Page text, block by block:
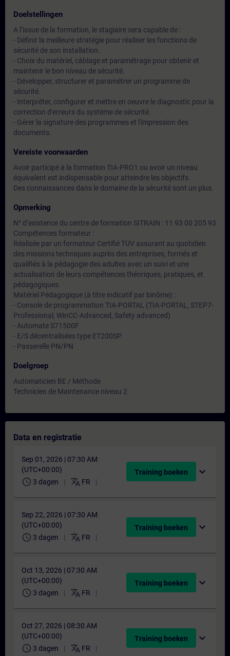
Doelstellingen
A l’issue de la formation, le stagiaire sera capable de :
- Définir la meilleure stratégie pour réaliser les fonctions de
sécurité de son installation.
- Choix du matériel, câblage et paramétrage pour obtenir et
maintenir le bon niveau de sécurité.
- Développer, structurer et paramétrer un programme de
sécurité.
- Interpréter, configurer et mettre en oeuvre le diagnostic pour la
correction d'erreurs du système de sécurité.
- Gérer la signature des programmes et l'impression des
documents.
Vereiste voorwaarden
Avoir participé à la formation TIA-PRO1 ou avoir un niveau
équivalent est indispensable pour atteindre les objectifs.
Des connaissances dans le domaine de la sécurité sont un plus.
Opmerking
N° d’existence du centre de formation SITRAIN : 11 93 00 205 93
Compétences formateur :
Réalisée par un formateur Certifié TÜV assurant au quotidien
des missions techniques auprès des entreprises, formés et
qualifiés à la pédagogie des adultes avec un suivi et une
actualisation de leurs compétences théoriques, pratiques, et
pédagogiques.
Matériel Pédagogique (à titre indicatif par binôme) :
- Console de programmation TIA-PORTAL (TIA-PORTAL, STEP7-
Professional, WinCC-Advanced, Safety advanced)
- Automate S71500F
- E/S décentralisées type ET200SP
- Passerelle PN/PN
Doelgroep
Automaticien BE / Méthode
Technicien de Maintenance niveau 2
Data en registratie
Sep 01, 2026 | 07:30 AM
(UTC+00:00)
schedule 3 dagen translate FR
Training boeken expand_more
Sep 22, 2026 | 07:30 AM
(UTC+00:00)
schedule 3 dagen translate FR
Training boeken expand_more
Oct 13, 2026 | 07:30 AM
(UTC+00:00)
schedule 3 dagen translate FR
Training boeken expand_more
Oct 27, 2026 | 08:30 AM
(UTC+00:00)
schedule 3 dagen translate FR
Training boeken expand_more